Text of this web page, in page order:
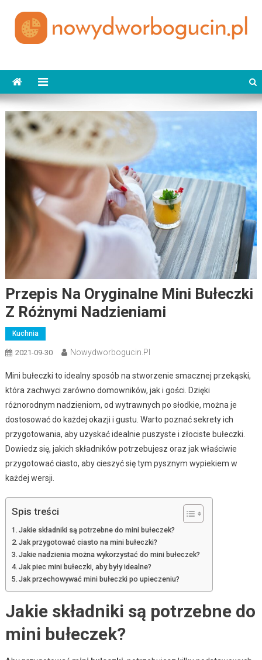
content
Przepis Na Oryginalne Mini Bułeczki
Z Różnymi Nadzieniami
Kuchnia
2021-09-30 Nowydworbogucin.pl
Mini bułeczki to idealny sposób na stworzenie smacznej przekąski,
która zachwyci zarówno domowników, jak i gości. Dzięki
różnorodnym nadzieniom, od wytrawnych po słodkie, można je
dostosować do każdej okazji i gustu. Warto poznać sekrety ich
przygotowania, aby uzyskać idealnie puszyste i złociste bułeczki.
Dowiedz się, jakich składników potrzebujesz oraz jak właściwie
przygotować ciasto, aby cieszyć się tym pysznym wypiekiem w
każdej wersji.
Spis treści
Jakie składniki są potrzebne do mini bułeczek?
Jak przygotować ciasto na mini bułeczki?
Jakie nadzienia można wykorzystać do mini bułeczek?
Jak piec mini bułeczki, aby były idealne?
Jak przechowywać mini bułeczki po upieczeniu?
Jakie składniki są potrzebne do
mini bułeczek?